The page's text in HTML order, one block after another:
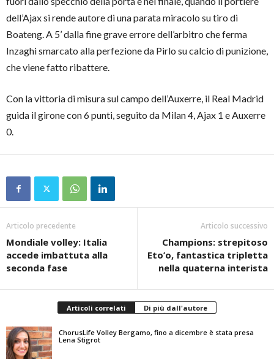
dell’Ajax si rende autore di una parata miracolo su tiro di
Boateng. A 5’ dalla fine grave errore dell’arbitro che ferma
Inzaghi smarcato alla perfezione da Pirlo su calcio di punizione,
che viene fatto ribattere.
Con la vittoria di misura sul campo dell’Auxerre, il Real Madrid
guida il girone con 6 punti, seguito da Milan 4, Ajax 1 e Auxerre
0.
Articolo precedente
Mondiale volley: Italia
accede imbattuta alla
seconda fase
Articolo successivo
Champions: strepitoso
Eto’o, fantastica tripletta
nella quaterna interista
Articoli correlati Di più dall'autore
ChorusLife Volley Bergamo, fino a dicembre è stata presa
Lena Stigrot